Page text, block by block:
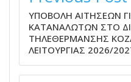
ΥΠΟΒΟΛΗ ΑΙΤΗΣΕΩΝ
ΚΑΤΑΝΑΛΩΤΩΝ ΣΤΟ
ΤΗΛΕΘΕΡΜΑΝΣΗΣ
ΛΕΙΤΟΥΡΓΙΑΣ 2026/